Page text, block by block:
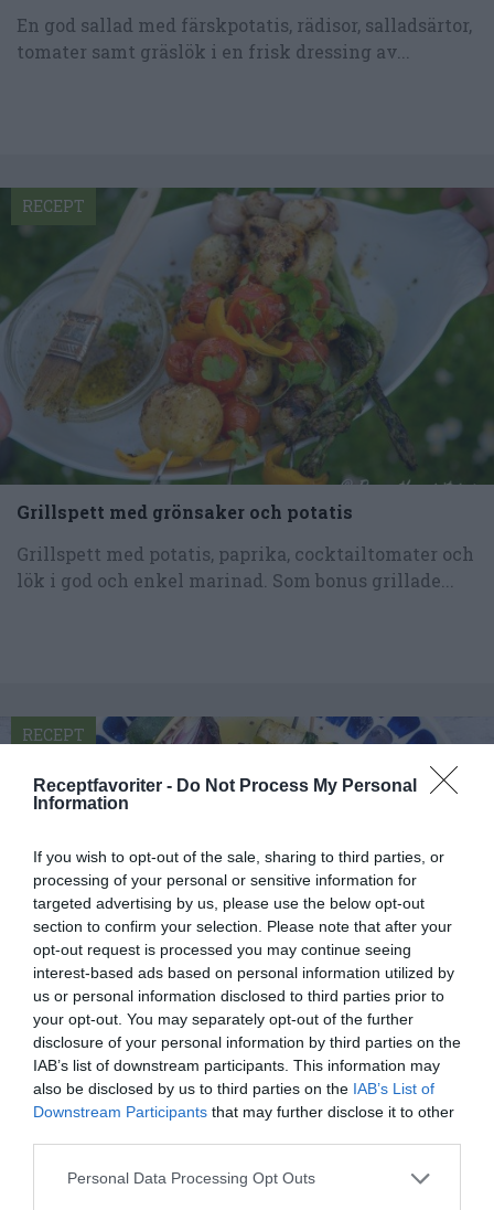
Receptfavoriter - Do Not Process My Personal
Information
If you wish to opt-out of the sale, sharing to third parties, or
processing of your personal or sensitive information for
targeted advertising by us, please use the below opt-out
section to confirm your selection. Please note that after your
opt-out request is processed you may continue seeing
interest-based ads based on personal information utilized by
us or personal information disclosed to third parties prior to
your opt-out. You may separately opt-out of the further
disclosure of your personal information by third parties on the
IAB’s list of downstream participants. This information may
also be disclosed by us to third parties on the IAB’s List of
Downstream Participants that may further disclose it to other
Personal Data Processing Opt Outs
En god sallad med färskpotatis, rädisor, salladsärtor,
tomater samt gräslök i en frisk dressing av...
Grillspett med grönsaker och potatis
Grillspett med potatis, paprika, cocktailtomater och
lök i god och enkel marinad. Som bonus grillade...
RECEPT
Grönsaksspett
Grönsaksspett är gott som tillbehör. Smidigt att
laga om du ändå grillar annat. Här med paprika,
RECEPT